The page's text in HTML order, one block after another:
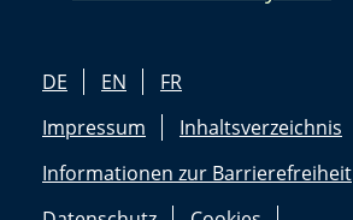
DE EN
FR
Impressum
Inhaltsverzeichnis
Informationen zur Barrierefreiheit